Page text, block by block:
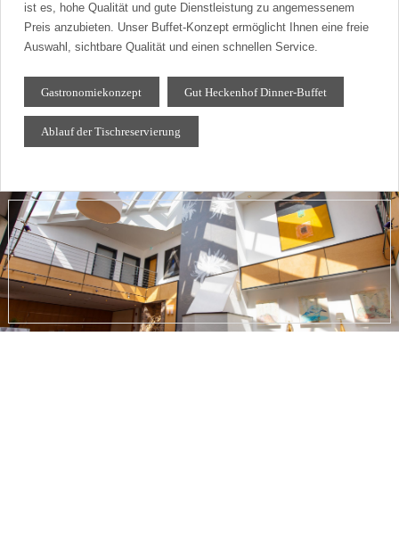
ist es, hohe Qualität und gute Dienstleistung zu angemessenem
Preis anzubieten. Unser Buffet-Konzept ermöglicht Ihnen eine freie
Auswahl, sichtbare Qualität und einen schnellen Service.
Gastronomiekonzept Gut Heckenhof Dinner-Buffet
Ablauf der Tischreservierung